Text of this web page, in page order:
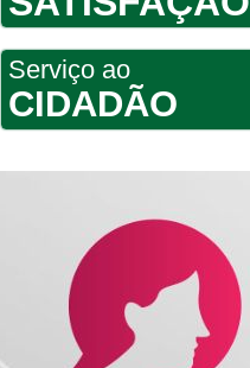
Serviço ao
CIDADÃO